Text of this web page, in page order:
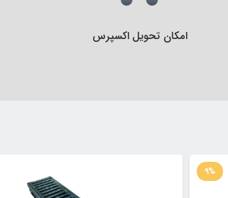
امکان تحویل اکسپرس
9%